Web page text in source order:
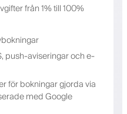
från 1% till 100%
push-aviseringar och e-
för bokningar gjorda via
med Google